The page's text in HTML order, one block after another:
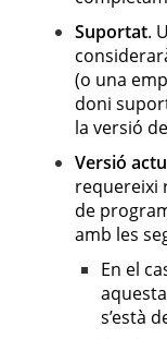
Suportat.
(o una
doni
la versió
Versió
requereixi
de
amb les
En el
s’està